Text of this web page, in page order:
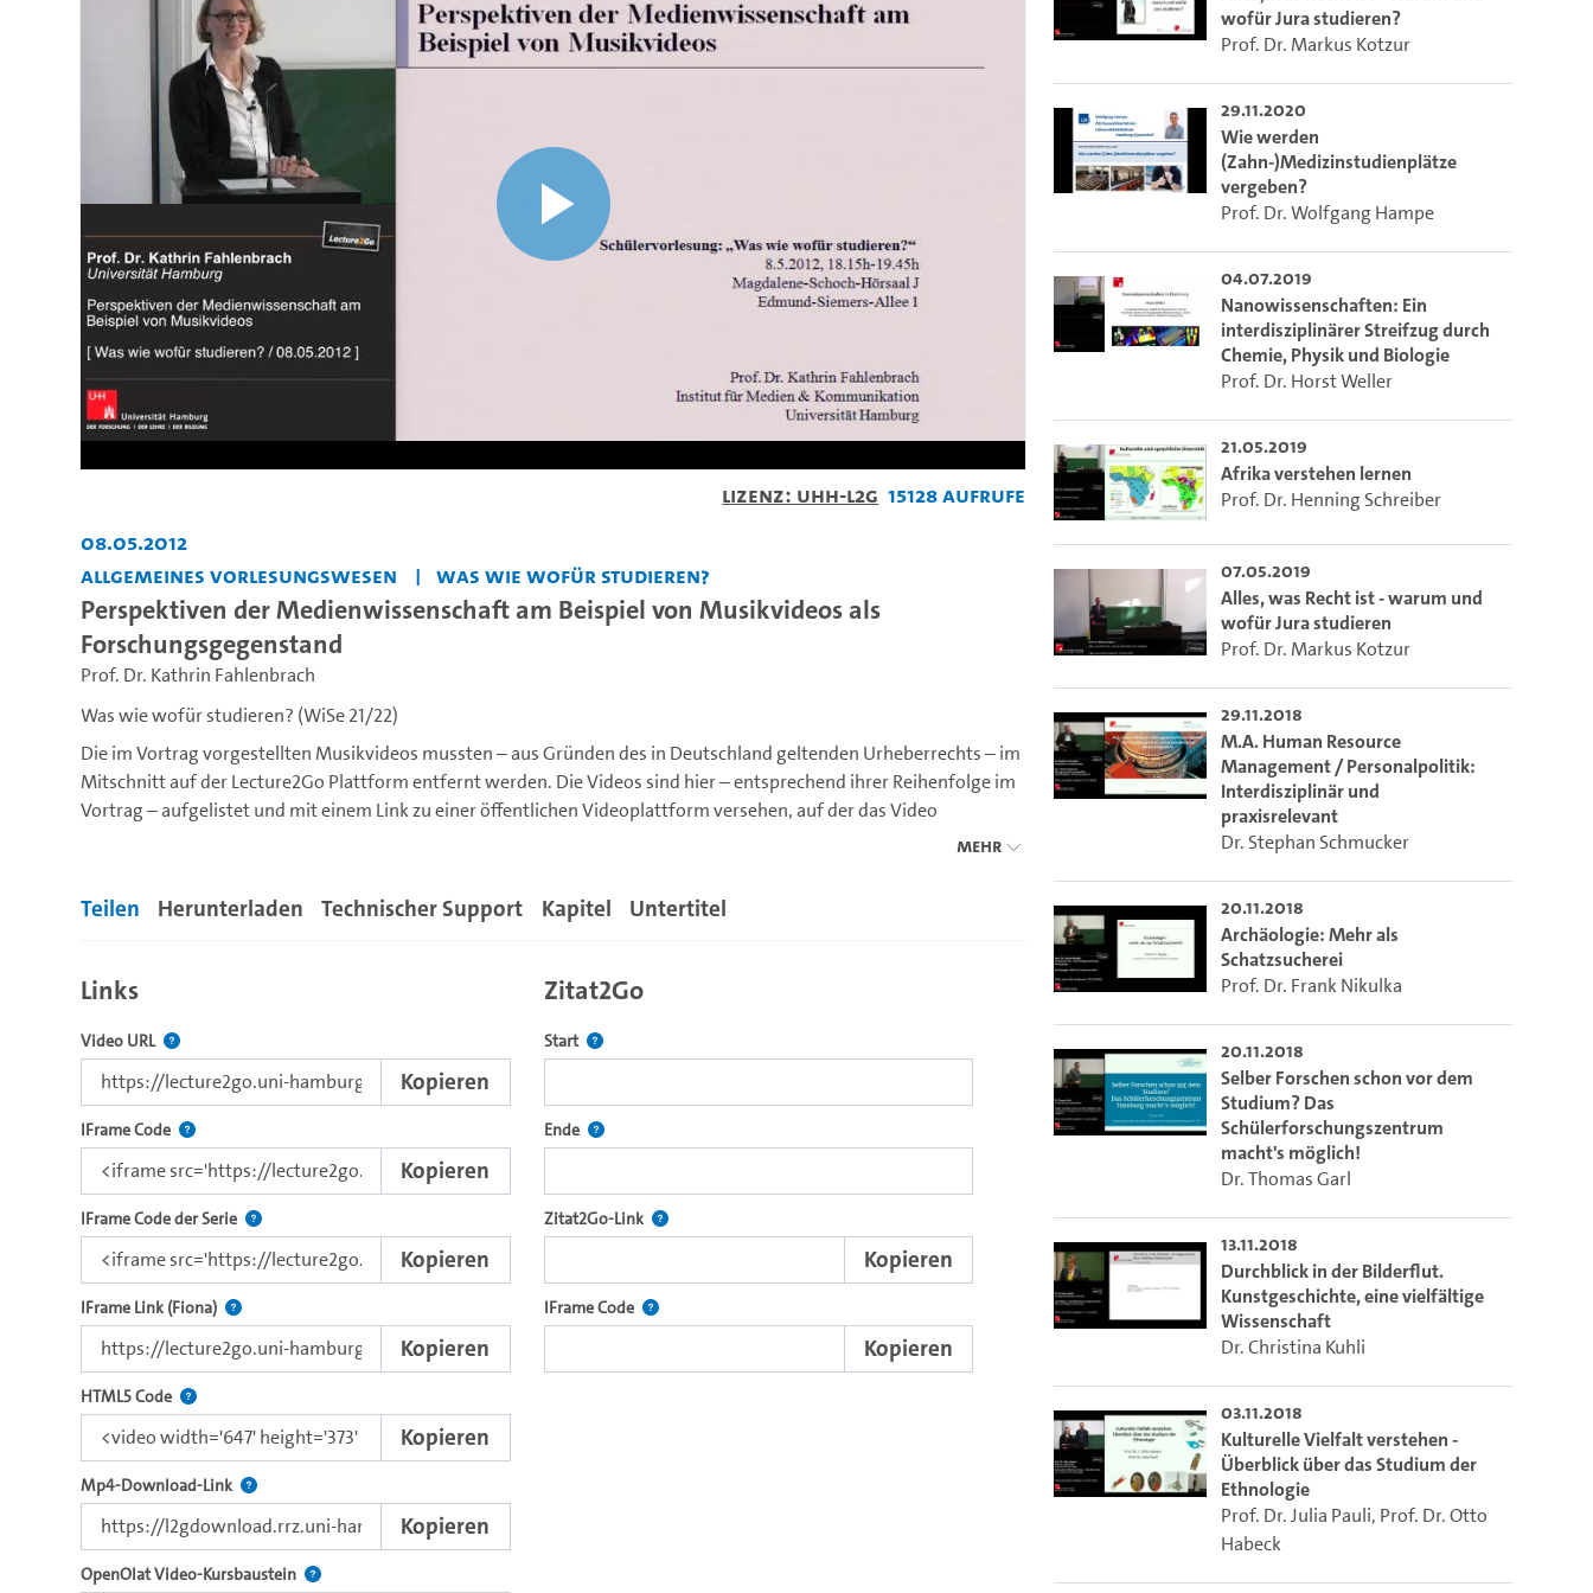
Video
abspielen
Lizenz: UHH-L2G 15128 Aufrufe
08.05.2012
Allgemeines Vorlesungswesen
Was wie wofür studieren?
Perspektiven der Medienwissenschaft am Beispiel von Musikvideos als
Forschungsgegenstand
Prof. Dr. Kathrin Fahlenbrach
Was wie wofür studieren? (WiSe 21/22)
Die im Vortrag vorgestellten Musikvideos mussten – aus Gründen des in Deutschland geltenden Urheberrechts – im
Mitschnitt auf der Lecture2Go Plattform entfernt werden. Die Videos sind hier – entsprechend ihrer Reihenfolge im
Vortrag – aufgelistet und mit einem Link zu einer öffentlichen Videoplattform versehen, auf der das Video
Videohierauf YouTube ansehen
2.Bohemia Rhapsody
Videohier auf YouTube ansehen.
Ab 0:00:20 bis 0:01:05
3.Dragonfly(Fleetwood Mac, Beatclub, Radio Bremen, 1970)
Videohierauf YouTube ansehen.
Ab 0:00:00 bis 0:00:45
4.Everybody(Backstreetboys, 1997)
Videohierauf YouTube ansehen.
0:00:29 bis 0:01:09
Here it goes again(OK GO!, 2006)
Videohierauf Vimeo ansehen.
Around the world(Daft Punk, Michael Gondrey, 1997)
Videohierauf tape.tv ansehen.
7.How does it makes you feel(Air, Chris Cunningham, 2002)
Videohier auf tape.tv ansehen.
Mehr
Teilen Herunterladen Technischer Support Kapitel Untertitel
Links
Video URL Der Link zu diesem Video.
Kopieren
IFrame Code Nutzen Sie diesen Code, um das Video mit dem Lecture2Go-Videoplayer einzubetten.
Kopieren
IFrame Code der Serie Nutzen Sie diesen Code, um das Video und die komplette Serie mit dem Lecture2Go-Videoplayer einzubetten.
Kopieren
IFrame Link (Fiona) Direkter iFrame-Link zur Weitergabe an externe Web-Applikationen.
Kopieren
HTML5 Code Nutzen Sie diesen Code, um das Video mit dem browsereigenen Video-Player einzubetten (HTML5).
Kopieren
Mp4-Download-Link Kopieren Sie den Download-Link dieses Videos.
Kopieren
OpenOlat Video-Kursbaustein Verwenden Sie diesen Link, um ein Video in den OpenOlat Video-Baustein einzubetten.
Zitat2Go
Start Definiert den Startpunkt für Zitat2Go. Bitte in das Feld klicken, um die aktuelle Zeit auszuwählen.
Ende Definiert den Endpunkt für Zitat2Go. Bitte in das Feld klicken, um die aktuelle Zeit auszuwählen.
Zitat2Go-Link Nach der Auswahl eines Start- und Endpunktes verweist dieser Link auf den Ausschnitt des Videos.
Kopieren
IFrame Code Nutzen Sie diesen Code, um den Auschnitt des Videos mit dem Lecture2Go-Videoplayer einzubetten.
Kopieren
wofür Jura studieren?
Prof. Dr. Markus Kotzur
29.11.2020
Wie werden
(Zahn-)Medizinstudienplätze
vergeben?
Prof. Dr. Wolfgang Hampe
04.07.2019
Nanowissenschaften: Ein
interdisziplinärer Streifzug durch
Chemie, Physik und Biologie
Prof. Dr. Horst Weller
21.05.2019
Afrika verstehen lernen
Prof. Dr. Henning Schreiber
07.05.2019
Alles, was Recht ist - warum und
wofür Jura studieren
Prof. Dr. Markus Kotzur
29.11.2018
M.A. Human Resource
Management / Personalpolitik:
Interdisziplinär und
praxisrelevant
Dr. Stephan Schmucker
20.11.2018
Archäologie: Mehr als
Schatzsucherei
Prof. Dr. Frank Nikulka
20.11.2018
Selber Forschen schon vor dem
Studium? Das
Schülerforschungszentrum
macht's möglich!
Dr. Thomas Garl
13.11.2018
Durchblick in der Bilderflut.
Kunstgeschichte, eine vielfältige
Wissenschaft
Dr. Christina Kuhli
03.11.2018
Kulturelle Vielfalt verstehen -
Überblick über das Studium der
Ethnologie
Prof. Dr. Julia Pauli, Prof. Dr. Otto
Habeck